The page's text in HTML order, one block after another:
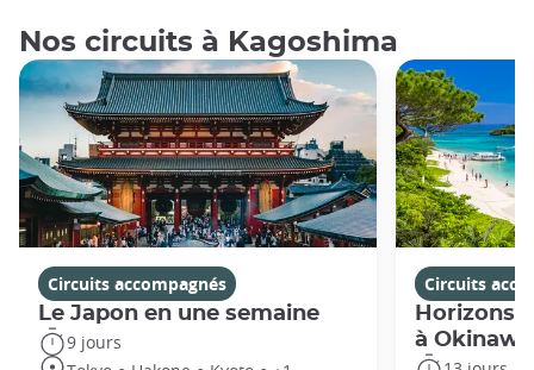
Nos circuits à Kagoshima
Circuits accompagnés
Le Japon en une semaine
9 jours
Circuits
Horizons
à Okinawa